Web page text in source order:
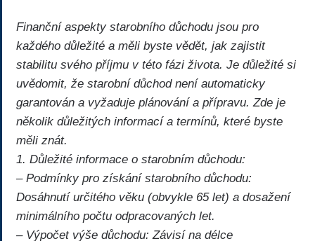
Finanční aspekty starobního důchodu jsou pro
každého důležité a měli byste vědět, jak zajistit
stabilitu svého příjmu v této fázi života. Je důležité si
uvědomit, že starobní důchod není automaticky
garantován a vyžaduje plánování a přípravu. Zde je
několik důležitých informací a termínů, které byste
měli znát.
1. Důležité informace o starobním důchodu:
– Podmínky pro získání starobního důchodu:
Dosáhnutí určitého věku (obvykle 65 let) a dosažení
minimálního počtu odpracovaných let.
– Výpočet výše důchodu: Závisí na délce